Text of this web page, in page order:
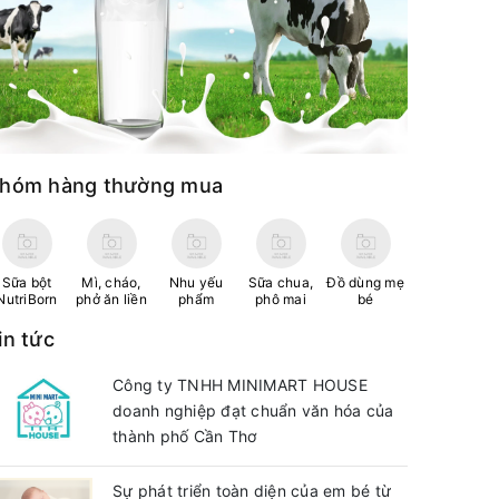
hàng thường mua
Sữa bột
Mì, cháo,
phở ăn liền
Nhu yếu
phẩm
Sữa chua,
phô mai
Đồ dùng mẹ
bé
tức
Công ty TNHH MINIMART HOUSE
doanh nghiệp đạt chuẩn văn hóa của
thành phố Cần Thơ
Sự phát triển toàn diện của em bé từ